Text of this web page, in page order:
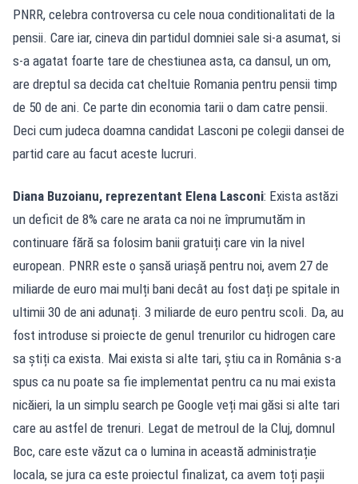
PNRR, celebra controversa cu cele noua conditionalitati de la
pensii. Care iar, cineva din partidul domniei sale si-a asumat, si
s-a agatat foarte tare de chestiunea asta, ca dansul, un om,
are dreptul sa decida cat cheltuie Romania pentru pensii timp
de 50 de ani. Ce parte din economia tarii o dam catre pensii.
Deci cum judeca doamna candidat Lasconi pe colegii dansei de
partid care au facut aceste lucruri.
Diana Buzoianu, reprezentant Elena Lasconi: Exista astăzi
un deficit de 8% care ne arata ca noi ne împrumutăm in
continuare fără sa folosim banii gratuiți care vin la nivel
european. PNRR este o șansă uriașă pentru noi, avem 27 de
miliarde de euro mai mulți bani decât au fost dați pe spitale in
ultimii 30 de ani adunați. 3 miliarde de euro pentru scoli. Da, au
fost introduse si proiecte de genul trenurilor cu hidrogen care
sa știți ca exista. Mai exista si alte tari, știu ca in România s-a
spus ca nu poate sa fie implementat pentru ca nu mai exista
nicăieri, la un simplu search pe Google veți mai găsi si alte tari
care au astfel de trenuri. Legat de metroul de la Cluj, domnul
Boc, care este văzut ca o lumina in această administrație
locala, se jura ca este proiectul finalizat, ca avem toți pașii